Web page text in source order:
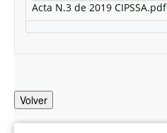
Acta N.3 de 2019 CIPSSA.pdf
Volver